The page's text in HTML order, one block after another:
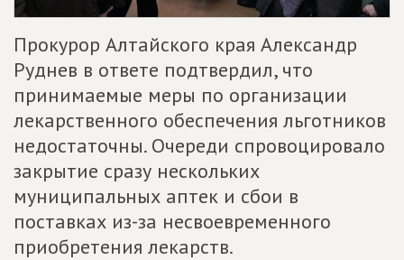
Прокурор Алтайского края Александр
Руднев в ответе подтвердил, что
принимаемые меры по организации
лекарственного обеспечения льготников
недостаточны. Очереди спровоцировало
закрытие сразу нескольких
муниципальных аптек и сбои в
поставках из-за несвоевременного
приобретения лекарств.